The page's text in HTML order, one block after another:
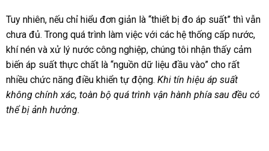
Tuy nhiên, nếu chỉ hiểu đơn giản là “thiết bị đo áp suất” thì vẫn
chưa đủ. Trong quá trình làm việc với các hệ thống cấp nước,
khí nén và xử lý nước công nghiệp, chúng tôi nhận thấy cảm
biến áp suất thực chất là “nguồn dữ liệu đầu vào” cho rất
nhiều chức năng điều khiển tự động. Khi tín hiệu áp suất
không chính xác, toàn bộ quá trình vận hành phía sau đều có
thể bị ảnh hưởng.